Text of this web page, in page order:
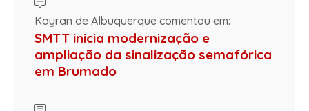
Kayran de Albuquerque comentou em:
SMTT inicia modernização e
ampliação da sinalização semafórica
em Brumado